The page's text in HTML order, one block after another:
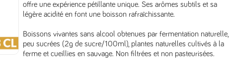
offre une expérience pétillante unique. Ses arômes subtils et sa
légère acidité en font une boisson rafraîchissante.
Boissons vivantes sans alcool obtenues par fermentation naturelle,
peu sucrées (2g de sucre/100ml), plantes naturelles cultivés à la
ferme et cueillies en sauvage. Non filtrées et non pasteurisées.